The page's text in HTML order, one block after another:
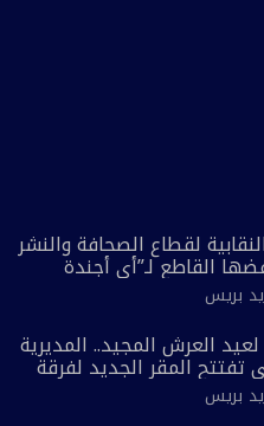
لقطاع الصحافة والنشر
القاطع لـ”أي أجندة
مقاس سياسي ومصلحي
بريس
بمناسبة الذكرى 27 لعيد العرش المجيد.. المديرية
تفتتح المقر الجديد لفرقة
بريس